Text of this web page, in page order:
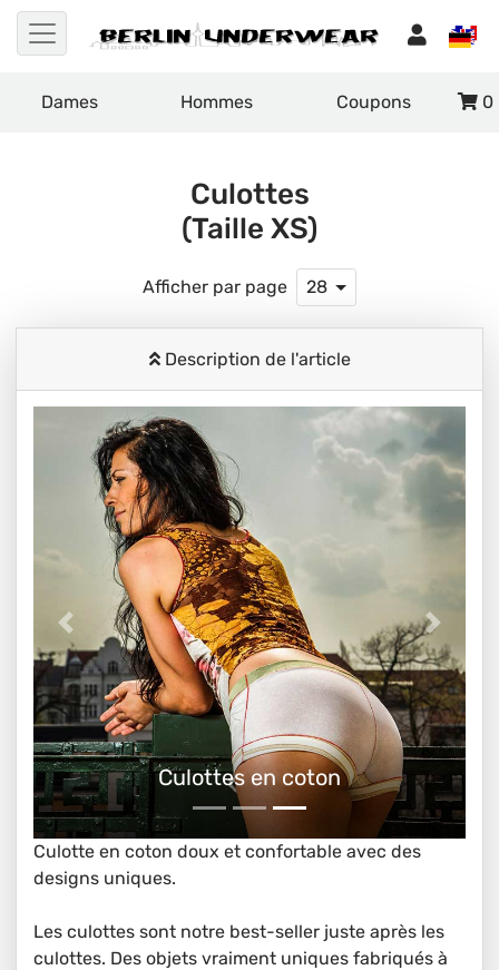
Dames Hommes Coupons 0
Culottes
(Taille XS)
Afficher par page 28
Description de l'article
Culottes en coton
Culotte en coton doux et confortable avec des
designs uniques.
Les culottes sont notre best-seller juste après les
culottes. Des objets vraiment uniques fabriqués à